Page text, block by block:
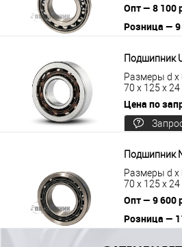
Опт — 8 100
Розница — 9
Подшипник
Размеры d x
70 x 125 x 24
Цена по
Подшипник
Размеры d x
70 x 125 x 24
Опт — 9 600
Розница —